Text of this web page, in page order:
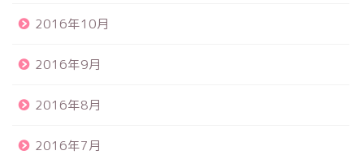
2016年10月
2016年9月
2016年8月
2016年7月